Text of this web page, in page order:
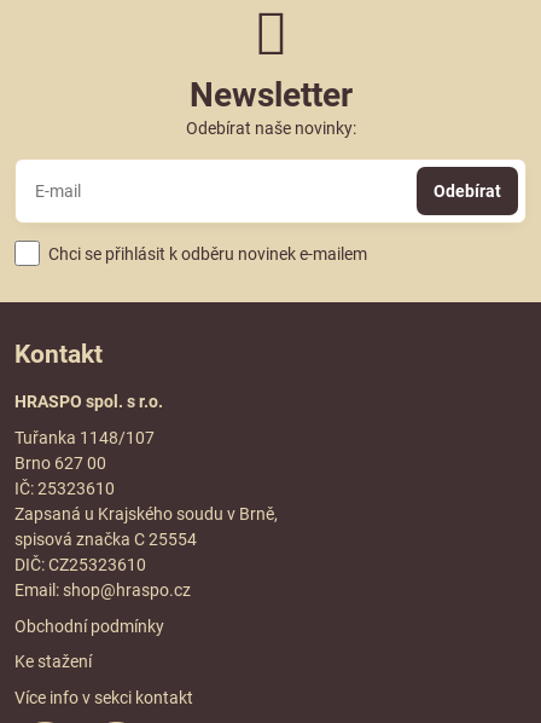
Newsletter
Odebírat naše novinky:
Odebírat
Chci se přihlásit k odběru novinek e-mailem
Kontakt
HRASPO spol. s r.o.
Tuřanka 1148/107
Brno 627 00
IČ: 25323610
Zapsaná u Krajského soudu v Brně,
spisová značka C 25554
DIČ: CZ25323610
Email: shop@hraspo.cz
Obchodní podmínky
Ke stažení
Více info v sekci kontakt